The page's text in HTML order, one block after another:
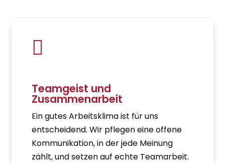

Teamgeist und
Zusammenarbeit
Ein gutes Arbeitsklima ist für uns
entscheidend. Wir pflegen eine offene
Kommunikation, in der jede Meinung
zählt, und setzen auf echte Teamarbeit.